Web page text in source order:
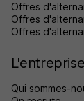
Offres
Offres
Offres
L'entreprise
Qui sommes-